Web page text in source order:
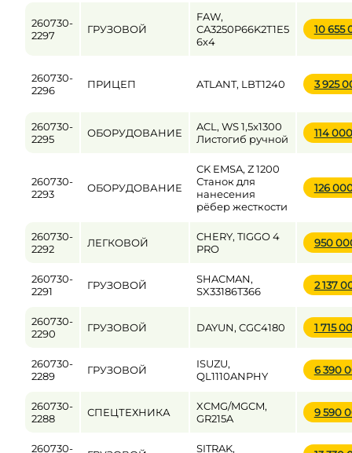
от
260730-
2297
ГРУЗОВОЙ
FAW,
CA3250P66K2T1E5
6х4
10 655
260730-
2296
ПРИЦЕП ATLANT, LBT1240 3 925
260730-
2295
ОБОРУДОВАНИЕ
ACL, WS 1,5x1300
Листогиб ручной
114
260730-
2293
ОБОРУДОВАНИЕ
CK EMSA, Z 1200
Станок для
нанесения
рёбер жесткости
126
260730-
2292
ЛЕГКОВОЙ
CHERY, TIGGO 4
PRO
950
260730-
2291
ГРУЗОВОЙ
SHACMAN,
SX33186T366
2 137
260730-
2290
ГРУЗОВОЙ DAYUN, CGC4180 1 715
260730-
2289
ГРУЗОВОЙ
ISUZU,
QL1110ANPHY
6 390
260730-
2288
СПЕЦТЕХНИКА
XCMG/MGCM,
GR215A
9 590
260730-
SITRAK,